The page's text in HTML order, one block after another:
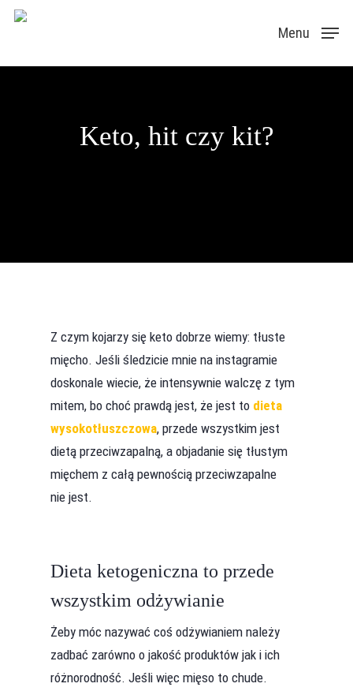
Skip
Menu
Keto, hit czy kit?
Z czym kojarzy się keto dobrze wiemy: tłuste
mięcho. Jeśli śledzicie mnie na instagramie
doskonale wiecie, że intensywnie walczę z tym
mitem, bo choć prawdą jest, że jest to dieta
wysokotłuszczowa, przede wszystkim jest
dietą przeciwzapalną, a objadanie się tłustym
mięchem z całą pewnością przeciwzapalne
nie jest.
Dieta ketogeniczna to przede
wszystkim odżywianie
Żeby móc nazywać coś odżywianiem należy
zadbać zarówno o jakość produktów jak i ich
różnorodność. Jeśli więc mięso to chude.